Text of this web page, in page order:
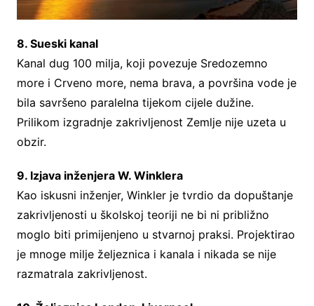
8. Sueski kanal
Kanal dug 100 milja, koji povezuje Sredozemno
more i Crveno more, nema brava, a površina vode je
bila savršeno paralelna tijekom cijele dužine.
Prilikom izgradnje zakrivljenost Zemlje nije uzeta u
obzir.
9. Izjava inženjera W. Winklera
Kao iskusni inženjer, Winkler je tvrdio da dopuštanje
zakrivljenosti u školskoj teoriji ne bi ni približno
moglo biti primijenjeno u stvarnoj praksi. Projektirao
je mnoge milje željeznica i kanala i nikada se nije
razmatrala zakrivljenost.